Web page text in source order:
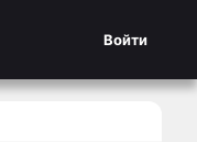
Войти